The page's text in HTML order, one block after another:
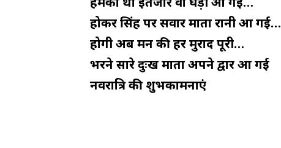
होकर सिंह पर सवार माता रानी आ गई…
होगी अब मन की हर मुराद पूरी…
भरने सारे दुःख माता अपने द्वार आ गई
नवरात्रि की शुभकामनाएं